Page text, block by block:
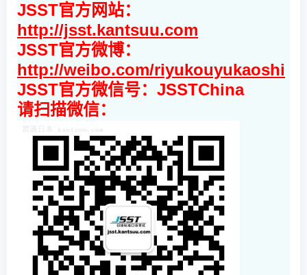
JSST官方网站：
http://jsst.kantsuu.com
JSST官方微博：
http://weibo.com/riyukouyukaoshi
JSST官方微信号：JSSTChina
请扫描微信：